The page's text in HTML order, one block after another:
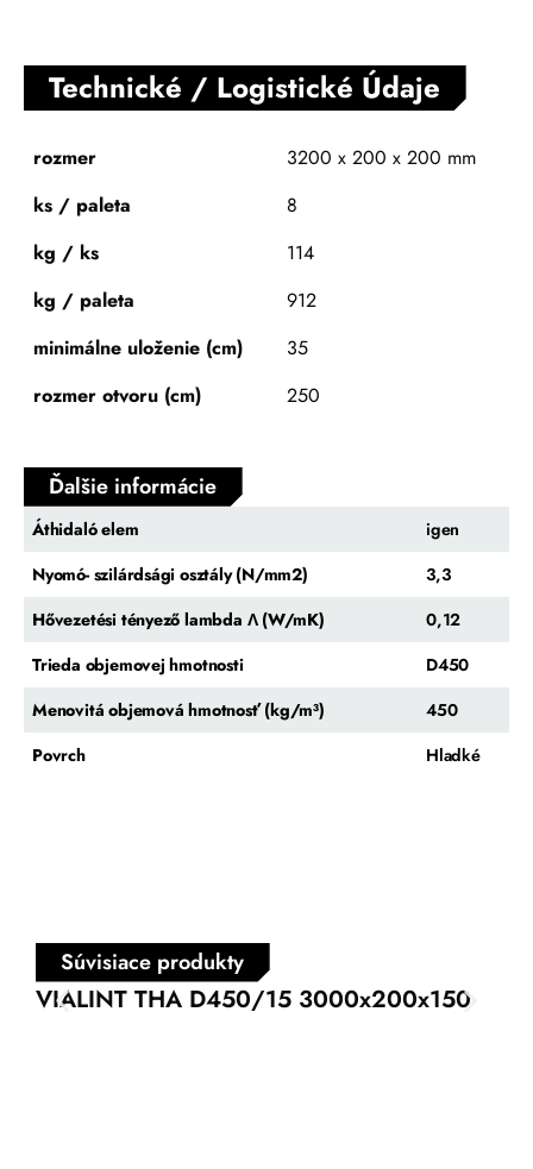
Technické / Logistické Údaje
rozmer
3200 x 200 x 200 mm
ks / paleta
8
kg / ks
114
kg / paleta
912
minimálne uloženie (cm)
35
rozmer otvoru (cm)
250
Ďalšie informácie
Áthidaló elem
igen
Nyomó- szilárdsági osztály (N/mm2)
3,3
Hővezetési tényező lambda Λ (W/mK)
0,12
Trieda objemovej hmotnosti
D450
Menovitá objemová hmotnosť (kg/m³)
450
Povrch
Hladké
Súvisiace produkty
VIALINT THA D450/15 3000x200x150